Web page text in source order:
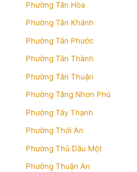
Phường Tân Hòa
Phường Tân Khánh
Phường Tân Phước
Phường Tân Thành
Phường Tân Thuận
Phường Tăng Nhơn Phú
Phường Tây Thạnh
Phường Thới An
Phường Thủ Dầu Một
Phường Thuận An